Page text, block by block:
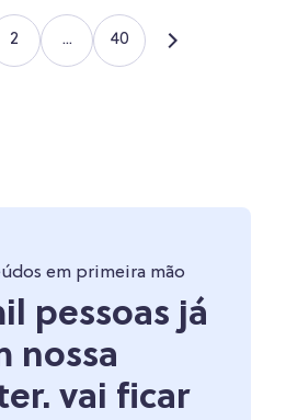
2 ... 40
em primeira mão
pessoas já
nossa
vai ficar